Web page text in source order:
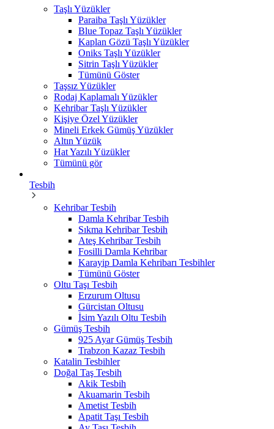
Taşlı Yüzükler
Paraiba Taşlı Yüzükler
Blue Topaz Taşlı Yüzükler
Kaplan Gözü Taşlı Yüzükler
Oniks Taşlı Yüzükler
Sitrin Taşlı Yüzükler
Tümünü Göster
Taşsız Yüzükler
Rodaj Kaplamalı Yüzükler
Kehribar Taşlı Yüzükler
Kişiye Özel Yüzükler
Mineli Erkek Gümüş Yüzükler
Altın Yüzük
Hat Yazılı Yüzükler
Tümünü gör
Tesbih
Kehribar Tesbih
Damla Kehribar Tesbih
Sıkma Kehribar Tesbih
Ateş Kehribar Tesbih
Fosilli Damla Kehribar
Karayip Damla Kehribarı Tesbihler
Tümünü Göster
Oltu Taşı Tesbih
Erzurum Oltusu
Gürcistan Oltusu
İsim Yazılı Oltu Tesbih
Gümüş Tesbih
925 Ayar Gümüş Tesbih
Trabzon Kazaz Tesbih
Katalin Tesbihler
Doğal Taş Tesbih
Akik Tesbih
Akuamarin Tesbih
Ametist Tesbih
Apatit Taşı Tesbih